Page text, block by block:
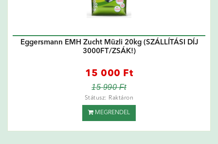
Eggersmann EMH Zucht Müzli 20kg (SZÁLLÍTÁSI DÍJ
3000FT/ZSÁK!)
15 000 Ft
15 990 Ft
Státusz: Raktáron
MEGRENDEL